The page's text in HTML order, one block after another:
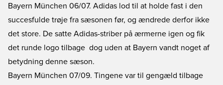
Bayern München 06/07. Adidas lod til at holde fast i den
succesfulde trøje fra sæsonen før, og ændrede derfor ikke
det store. De satte Adidas-striber på ærmerne igen og fik
det runde logo tilbage  dog uden at Bayern vandt noget af
betydning denne sæson.
Bayern München 07/09. Tingene var til gengæld tilbage